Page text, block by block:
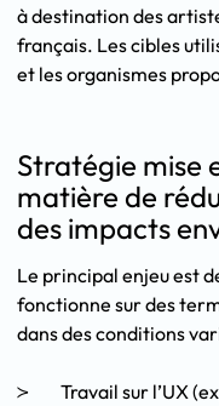
à destination des
français. Les cibles
et les organismes
Stratégie mise
matière de
des impacts
Le principal enjeu est
fonctionne sur des
dans des conditions
Travail sur l’UX